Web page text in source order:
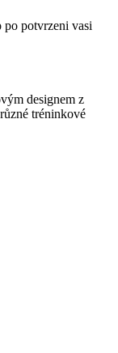
po potvrzeni vasi
designem z
tréninkové